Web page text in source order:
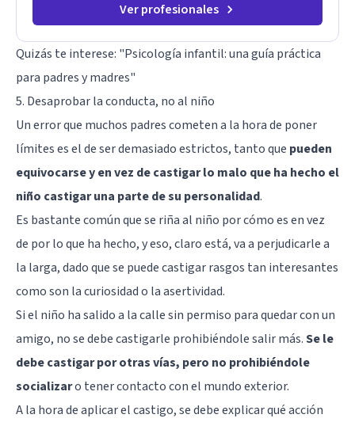
Ver profesionales
Quizás te interese: "Psicología infantil: una guía práctica
para padres y madres"
5. Desaprobar la conducta, no al niño
Un error que muchos padres cometen a la hora de poner
límites es el de ser demasiado estrictos, tanto que pueden
equivocarse y en vez de castigar lo malo que ha hecho el
niño castigar una parte de su personalidad.
Es bastante común que se riña al niño por cómo es en vez
de por lo que ha hecho, y eso, claro está, va a perjudicarle a
la larga, dado que se puede castigar rasgos tan interesantes
como son la curiosidad o la asertividad.
Si el niño ha salido a la calle sin permiso para quedar con un
amigo, no se debe castigarle prohibiéndole salir más.Se le
debe castigar por otras vías, pero no prohibiéndole
socializaro tener contacto con el mundo exterior.
A la hora de aplicar el castigo, se debe explicar qué acción